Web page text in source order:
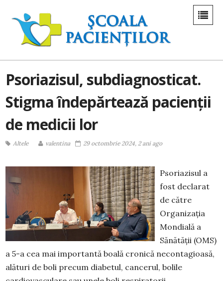
Psoriazisul, subdiagnosticat.
Stigma îndepărtează pacienții
de medicii lor
Altele valentina 29 octombrie 2024, 2 ani ago
Psoriazisul a
fost declarat
de către
Organizația
Mondială a
Sănătății (OMS)
a 5-a cea mai importantă boală cronică necontagioasă,
alături de boli precum diabetul, cancerul, bolile